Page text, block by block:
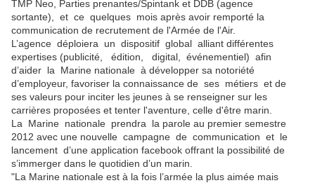
TMP Neo, Parties prenantes/Spintank et DDB (agence
sortante), et ce quelques mois après avoir remporté la
communication de recrutement de l'Armée de l'Air.
L’agence déploiera un dispositif global alliant différentes
expertises (publicité, édition, digital, événementiel) afin
d’aider la Marine nationale à développer sa notoriété
d’employeur, favoriser la connaissance de ses métiers et de
ses valeurs pour inciter les jeunes à se renseigner sur les
carrières proposées et tenter l'aventure, celle d'être marin.
La Marine nationale prendra la parole au premier semestre
2012 avec une nouvelle campagne de communication et le
lancement d’une application facebook offrant la possibilité de
s’immerger dans le quotidien d’un marin.
"La Marine nationale est à la fois l’armée la plus aimée mais